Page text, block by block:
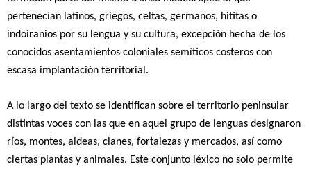
pertenecían latinos, griegos, celtas, germanos, hititas o
indoiranios por su lengua y su cultura, excepción hecha de los
conocidos asentamientos coloniales semíticos costeros con
escasa implantación territorial.
A lo largo del texto se identifican sobre el territorio peninsular
distintas voces con las que en aquel grupo de lenguas designaron
ríos, montes, aldeas, clanes, fortalezas y mercados, así como
ciertas plantas y animales. Este conjunto léxico no solo permite